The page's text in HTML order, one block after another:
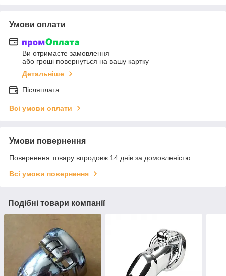
Умови оплати
Ви отримаєте замовлення
або гроші повернуться на вашу картку
Детальніше
Післяплата
Всі умови оплати
Умови повернення
Повернення товару впродовж 14 днів за домовленістю
Всі умови повернення
Подібні товари компанії